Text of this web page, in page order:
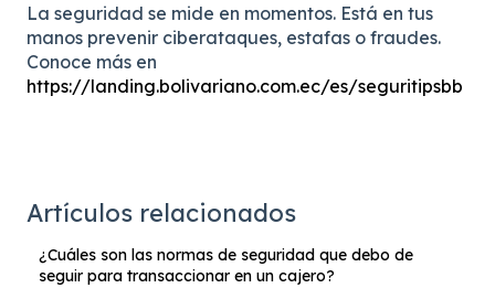
La seguridad se mide en momentos. Está en tus
manos prevenir ciberataques, estafas o fraudes.
Conoce más en
https://landing.bolivariano.com.ec/es/seguritipsbb
Artículos relacionados
¿Cuáles son las normas de seguridad que debo de
seguir para transaccionar en un cajero?